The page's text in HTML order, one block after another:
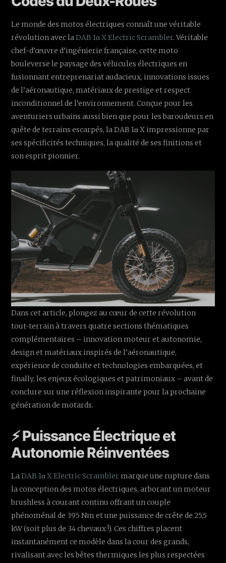
Le monde des motos électriques connaît une véritable
révolution avec laDAB 1α X Electric Scrambler. Véritable
chef-d’œuvre d’ingénierie française, cette moto
bouleverse le paysage des véhicules électriques en
fusionnant entreprenariat audacieux, innovations issues
de l’aéronautique, matériaux de prestige et respect
inconditionnel de l’environnement. Conçue pour les
aventuriers urbains aussi bien que pour les baroudeurs en
quête de terrains escarpés, la DAB 1α X impressionne par
ses spécificités techniques, la qualité de ses finitions et
son esprit pionnier.
Dans cet article, plongez au cœur de cette révolution
tout-terrain à travers quatre sections thématiques
complémentaires – innovation moteur et autonomie,
design et matériaux inspirés de l’aéronautique,
expérience de conduite et technologies embarquées, et
finally, les enjeux écologiques et patrimoniaux – avant de
conclure sur une réflexion inspirante pour la prochaine
génération de motards.
⚡️ Puissance Électrique et
Autonomie Réinventées
LaDAB 1α X Electric Scramblermarque une rupture dans
la conception des motos électriques, arborant un moteur
brushless à courant continu offrant un couple
phénoménal de 395 Nm et une puissance de crête de 25,5
kW (soit plus de 34 chevaux !). Ces chiffres placent
instantanément ce modèle dans la cour des grands,
rivalisant avec les bêtes thermiques les plus respectées